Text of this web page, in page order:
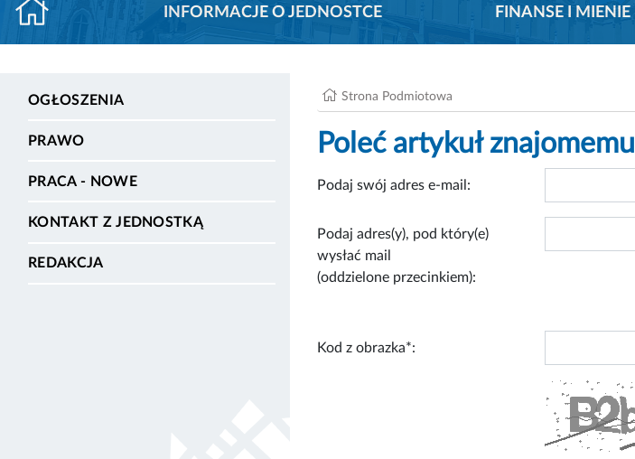
INFORMACJE O JEDNOSTCE FINANSE I MIENIE
OGŁOSZENIA
PRAWO
PRACA - NOWE
KONTAKT Z JEDNOSTKĄ
REDAKCJA
Strona Podmiotowa
Poleć artykuł znajomemu
Podaj swój adres e-mail:
Podaj adres(y), pod który(e)
wysłać mail
(oddzielone przecinkiem):
Kod z obrazka*: